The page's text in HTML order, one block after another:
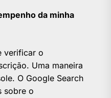
da minha
verificar o
Uma maneira
O Google Search
sobre o